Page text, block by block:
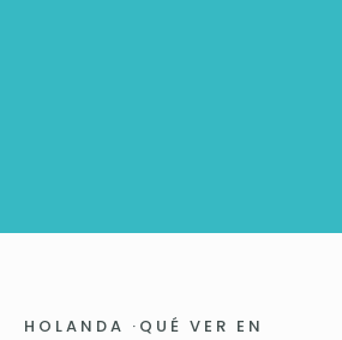
HOLANDA · QUÉ VER EN